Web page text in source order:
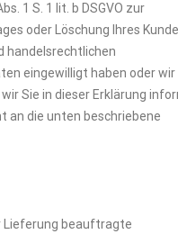
1 S. 1 lit. b DSGVO zur
oder Löschung Ihres
handelsrechtlichen
eingewilligt haben oder wir
Sie in dieser Erklärung
an die unten beschriebene
Lieferung beauftragte